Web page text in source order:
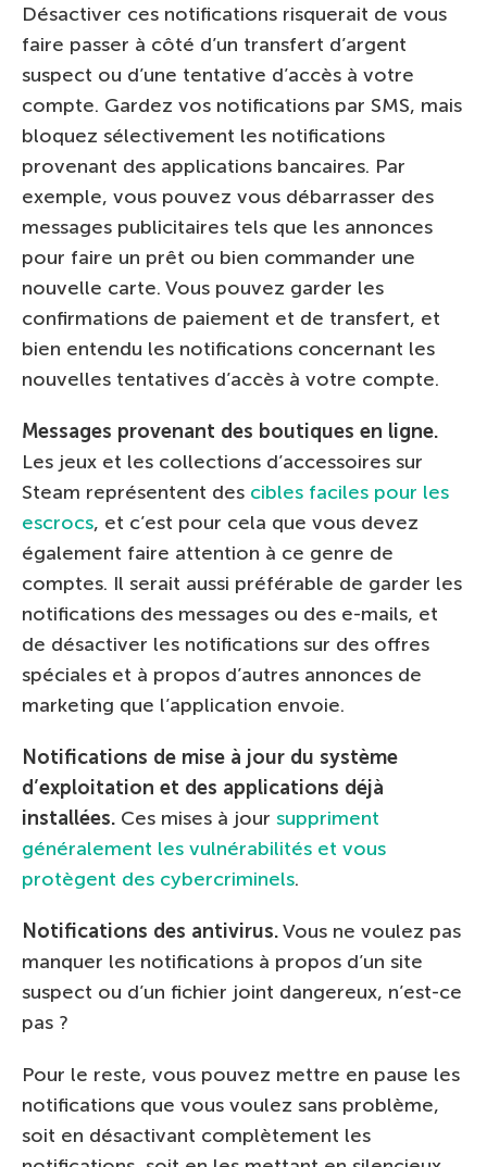
Désactiver ces notifications risquerait de vous
faire passer à côté d’un transfert d’argent
suspect ou d’une tentative d’accès à votre
compte. Gardez vos notifications par SMS, mais
bloquez sélectivement les notifications
provenant des applications bancaires. Par
exemple, vous pouvez vous débarrasser des
messages publicitaires tels que les annonces
pour faire un prêt ou bien commander une
nouvelle carte. Vous pouvez garder les
confirmations de paiement et de transfert, et
bien entendu les notifications concernant les
nouvelles tentatives d’accès à votre compte.
Messages provenant des boutiques en ligne.
Les jeux et les collections d’accessoires sur
Steam représentent des cibles faciles pour les
escrocs, et c’est pour cela que vous devez
également faire attention à ce genre de
comptes. Il serait aussi préférable de garder les
notifications des messages ou des e-mails, et
de désactiver les notifications sur des offres
spéciales et à propos d’autres annonces de
marketing que l’application envoie.
Notifications de mise à jour du système
d’exploitation et des applications déjà
installées. Ces mises à jour suppriment
généralement les vulnérabilités et vous
protègent des cybercriminels.
Notifications des antivirus.Vous ne voulez pas
manquer les notifications à propos d’un site
suspect ou d’un fichier joint dangereux, n’est-ce
pas ?
Pour le reste, vous pouvez mettre en pause les
notifications que vous voulez sans problème,
soit en désactivant complètement les